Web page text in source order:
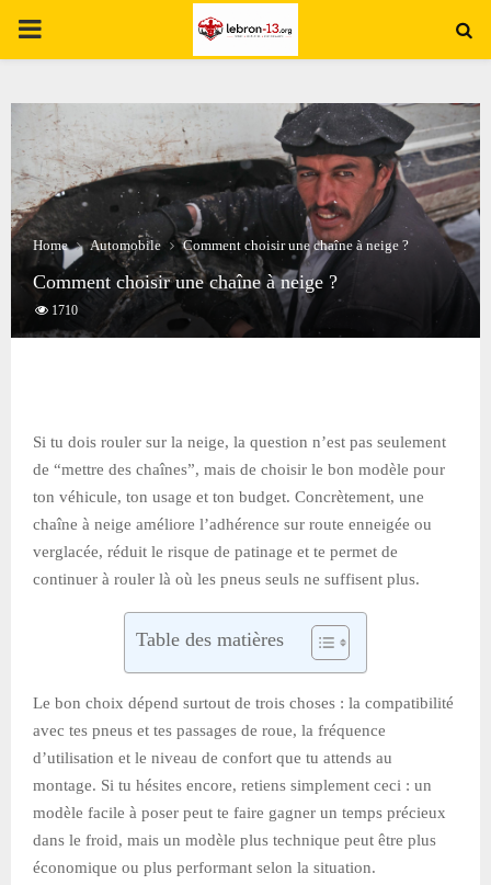
PRIMARY
Home Automobile Comment choisir une chaîne à neige ?
Comment choisir une chaîne à neige ?
1710
Si tu dois rouler sur la neige, la question n’est pas seulement
de “mettre des chaînes”, mais de choisir le bon modèle pour
ton véhicule, ton usage et ton budget. Concrètement, une
chaîne à neige améliore l’adhérence sur route enneigée ou
verglacée, réduit le risque de patinage et te permet de
continuer à rouler là où les pneus seuls ne suffisent plus.
Table des matières
Le bon choix dépend surtout de trois choses : la compatibilité
avec tes pneus et tes passages de roue, la fréquence
d’utilisation et le niveau de confort que tu attends au
montage. Si tu hésites encore, retiens simplement ceci : un
modèle facile à poser peut te faire gagner un temps précieux
dans le froid, mais un modèle plus technique peut être plus
économique ou plus performant selon la situation.